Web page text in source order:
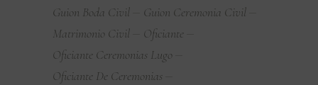
Guion Boda Civil
Guion Ceremonia Civil
Matrimonio Civil
Oficiante
Oficiante Ceremonias Lugo
Oficiante De Ceremonias